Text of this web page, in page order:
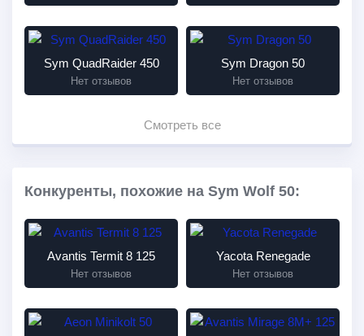
Sym QuadRaider 450
Нет отзывов
Sym Dragon 50
Нет отзывов
Смотреть все
Конкуренты, похожие на Sym Wolf 50:
Avantis Termit 8 125
Нет отзывов
Yacota Renegade
Нет отзывов